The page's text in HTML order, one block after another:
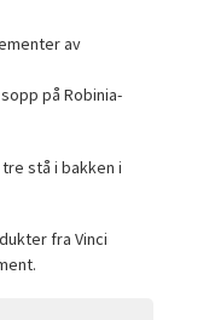
av
på Robinia-
stå i bakken i
fra Vinci